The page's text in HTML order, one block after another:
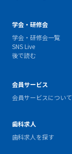
学会・研修会
学会・研修会一覧
SNS Live
後で読む
会員サービス
会員サービスについて
歯科求人
歯科求人を探す